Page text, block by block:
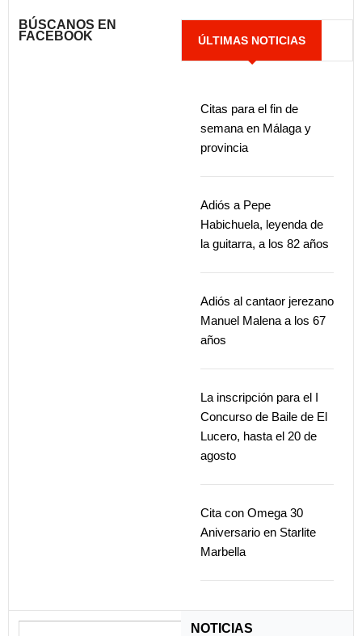
BÚSCANOS EN
FACEBOOK
ÚLTIMAS NOTICIAS
Citas para el fin de
semana en Málaga y
provincia
Adiós a Pepe
Habichuela, leyenda de
la guitarra, a los 82 años
Adiós al cantaor jerezano
Manuel Malena a los 67
años
La inscripción para el I
Concurso de Baile de El
Lucero, hasta el 20 de
agosto
Cita con Omega 30
Aniversario en Starlite
Marbella
NOTICIAS